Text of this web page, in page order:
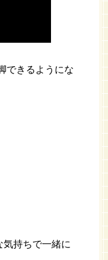
できるようにな
持ちで一緒に